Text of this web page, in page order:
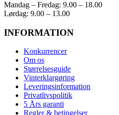
Mandag – Fredag: 9.00 – 18.00
Lørdag: 9.00 – 13.00
INFORMATION
Konkurrencer
Om os
Størrelsesguide
Vinterklargøring
Leveringsinformation
Privatlivspolitik
5 Års garanti
Regler & betingelser